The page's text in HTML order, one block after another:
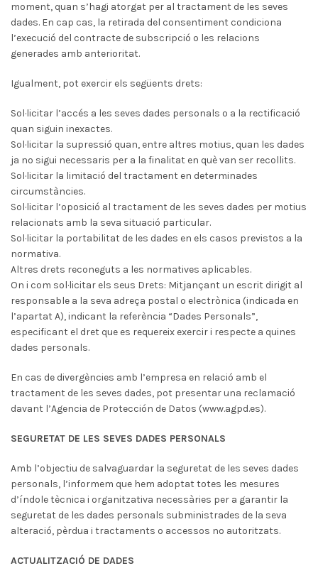
moment, quan s’hagi atorgat per al tractament de les seves
dades. En cap cas, la retirada del consentiment condiciona
l’execució del contracte de subscripció o les relacions
generades amb anterioritat.
Igualment, pot exercir els següents drets:
Sol·licitar l’accés a les seves dades personals o a la rectificació
quan siguin inexactes.
Sol·licitar la supressió quan, entre altres motius, quan les dades
ja no sigui necessaris per a la finalitat en què van ser recollits.
Sol·licitar la limitació del tractament en determinades
circumstàncies.
Sol·licitar l’oposició al tractament de les seves dades per motius
relacionats amb la seva situació particular.
Sol·licitar la portabilitat de les dades en els casos previstos a la
normativa.
Altres drets reconeguts a les normatives aplicables.
On i com sol·licitar els seus Drets: Mitjançant un escrit dirigit al
responsable a la seva adreça postal o electrònica (indicada en
l’apartat A), indicant la referència “Dades Personals”,
especificant el dret que es requereix exercir i respecte a quines
dades personals.
En cas de divergències amb l’empresa en relació amb el
tractament de les seves dades, pot presentar una reclamació
davant l’Agencia de Protección de Datos (www.agpd.es).
SEGURETAT DE LES SEVES DADES PERSONALS
Amb l’objectiu de salvaguardar la seguretat de les seves dades
personals, l’informem que hem adoptat totes les mesures
d’índole tècnica i organitzativa necessàries per a garantir la
seguretat de les dades personals subministrades de la seva
alteració, pèrdua i tractaments o accessos no autoritzats.
ACTUALITZACIÓ DE DADES